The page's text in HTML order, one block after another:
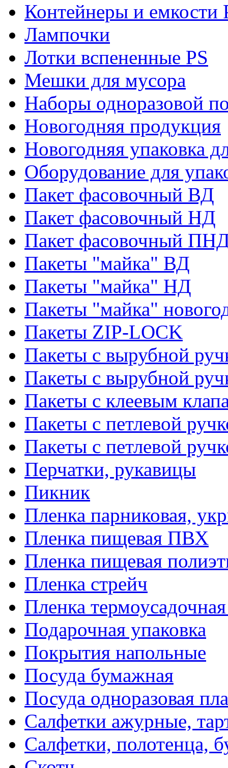
Контейнеры и емкости
Лампочки
Лотки вспененные PS
Мешки для мусора
Наборы одноразовой
Новогодняя продукция
Новогодняя упаковка
Оборудование для
Пакет фасовочный ВД
Пакет фасовочный НД
Пакет фасовочный
Пакеты "майка" ВД
Пакеты "майка" НД
Пакеты "майка"
Пакеты ZIP-LOCK
Пакеты с вырубной
Пакеты с вырубной
Пакеты с клеевым
Пакеты с петлевой
Пакеты с петлевой
Перчатки, рукавицы
Пикник
Пленка парниковая,
Пленка пищевая ПВХ
Пленка пищевая
Пленка стрейч
Пленка
Подарочная упаковка
Покрытия напольные
Посуда бумажная
Посуда одноразовая
Салфетки ажурные,
Салфетки, полотенца,